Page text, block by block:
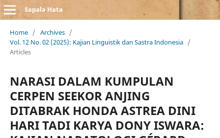
Sapala Hata
Home / Archives /
Vol. 12 No. 02 (2025): Kajian Linguistik dan Sastra Indonesia /
Articles
NARASI DALAM KUMPULAN
CERPEN SEEKOR ANJING
DITABRAK HONDA ASTREA DINI
HARI TADI KARYA DONY ISWARA: